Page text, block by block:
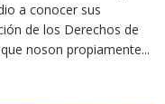
a conocer sus
de los Derechos de
noson propiamente...